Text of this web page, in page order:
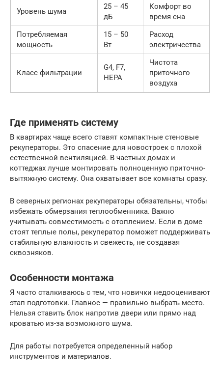
Уровень шума
25 – 45
дБ
Комфорт во
время сна
Потребляемая
мощность
15 – 50
Вт
Расход
электричества
Класс фильтрации
G4, F7,
HEPA
Чистота
приточного
воздуха
Где применять систему
В квартирах чаще всего ставят компактные стеновые
рекуператоры. Это спасение для новостроек с плохой
естественной вентиляцией. В частных домах и
коттеджах лучше монтировать полноценную приточно-
вытяжную систему. Она охватывает все комнаты сразу.
В северных регионах рекуператоры обязательны, чтобы
избежать обмерзания теплообменника. Важно
учитывать совместимость с отоплением. Если в доме
стоят теплые полы, рекуператор поможет поддерживать
стабильную влажность и свежесть, не создавая
сквозняков.
Особенности монтажа
Я часто сталкиваюсь с тем, что новички недооценивают
этап подготовки. Главное — правильно выбрать место.
Нельзя ставить блок напротив двери или прямо над
кроватью из-за возможного шума.
Для работы потребуется определенный набор
инструментов и материалов.